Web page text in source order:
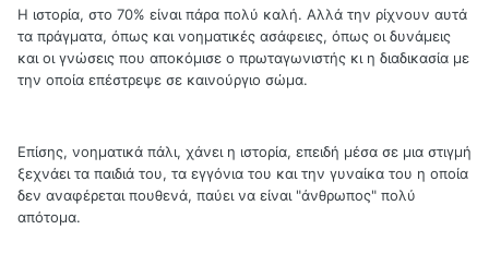
Η ιστορία, στο 70% είναι πάρα πολύ καλή. Αλλά την ρίχνουν αυτά
τα πράγματα, όπως και νοηματικές ασάφειες, όπως οι δυνάμεις
και οι γνώσεις που αποκόμισε ο πρωταγωνιστής κι η διαδικασία με
την οποία επέστρεψε σε καινούργιο σώμα.
Επίσης, νοηματικά πάλι, χάνει η ιστορία, επειδή μέσα σε μια στιγμή
ξεχνάει τα παιδιά του, τα εγγόνια του και την γυναίκα του η οποία
δεν αναφέρεται πουθενά, παύει να είναι "άνθρωπος" πολύ
απότομα.